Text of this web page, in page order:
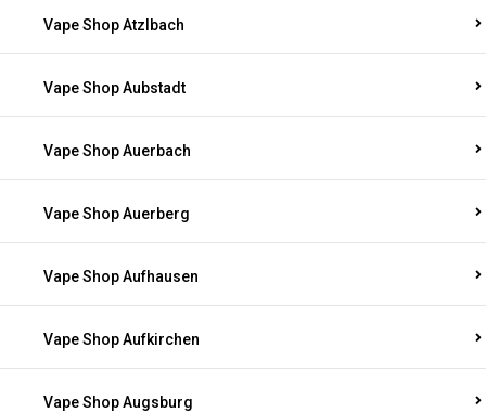
Vape Shop Atzlbach
Vape Shop Aubstadt
Vape Shop Auerbach
Vape Shop Auerberg
Vape Shop Aufhausen
Vape Shop Aufkirchen
Vape Shop Augsburg